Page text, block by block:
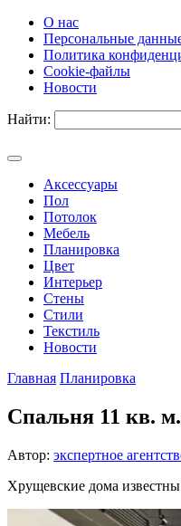
О нас
Персональные
Политика
Cookie-файлы
Новости
Найти:
Аксессуары
Пол
Потолок
Мебель
Планировка
Цвет
Интерьер
Стены
Стили
Текстиль
Новости
Главная Планировка
Спальня 11 кв.
Автор: экспертное
Хрущевские дома